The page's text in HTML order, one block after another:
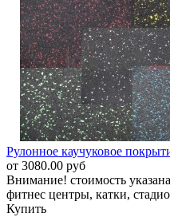
Рулонное каучуковое
от 3080.00 руб
Внимание! стоимость
фитнес центры, катки,
Купить